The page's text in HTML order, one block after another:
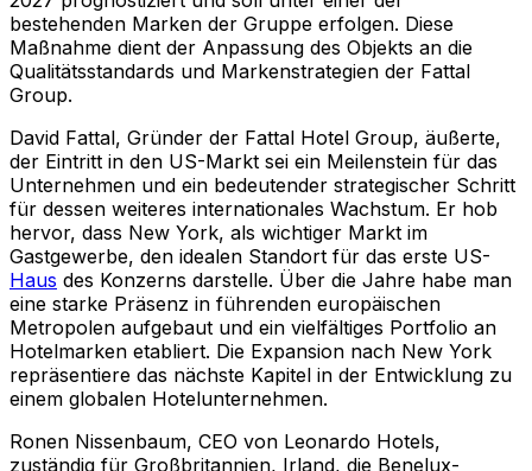
bestehenden Marken der Gruppe erfolgen. Diese
Maßnahme dient der Anpassung des Objekts an die
Qualitätsstandards und Markenstrategien der Fattal
Group.
David Fattal, Gründer der Fattal Hotel Group, äußerte,
der Eintritt in den US-Markt sei ein Meilenstein für das
Unternehmen und ein bedeutender strategischer Schritt
für dessen weiteres internationales Wachstum. Er hob
hervor, dass New York, als wichtiger Markt im
Gastgewerbe, den idealen Standort für das erste US-
Haus des Konzerns darstelle. Über die Jahre habe man
eine starke Präsenz in führenden europäischen
Metropolen aufgebaut und ein vielfältiges Portfolio an
Hotelmarken etabliert. Die Expansion nach New York
repräsentiere das nächste Kapitel in der Entwicklung zu
einem globalen Hotelunternehmen.
Ronen Nissenbaum, CEO von Leonardo Hotels,
zuständig für Großbritannien, Irland, die Benelux-